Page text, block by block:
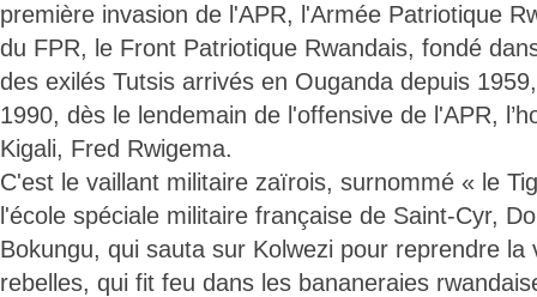
première invasion de l'APR, l'Armée Patriotique
du FPR, le Front Patriotique Rwandais, fondé
des exilés Tutsis arrivés en Ouganda depuis
1990, dès le lendemain de l'offensive de l'APR,
Kigali, Fred Rwigema.
C'est le vaillant militaire zaïrois, surnommé « le
l'école spéciale militaire française de Saint-Cyr,
Bokungu, qui sauta sur Kolwezi pour reprendre la
rebelles, qui fit feu dans les bananeraies